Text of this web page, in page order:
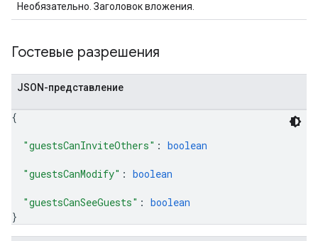
Необязательно. Заголовок вложения.
Гостевые разрешения
JSON-представление
{
"guestsCanInviteOthers" : boolean
"guestsCanModify" : boolean
"guestsCanSeeGuests" : boolean
}